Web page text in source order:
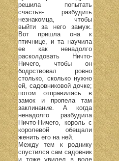
решила попытать
счастья- разбудить
незнакомца, чтобы
выйти за него замуж.
Вот пришла она к
птичнице, и та научила
ее как ненадолго
расколдовать Ничто-
Ничего, чтобы он
бодрствовал ровно
столько, сколько нужно
ей, садовниковой дочке;
потом отправилась в
замок и пропела там
заклинание. А когда
ненадолго разбудила
Ничто-Ничего, король с
королевой обещали
женить его на ней.
Между тем к роднику
спустился сам садовник
и тоже увидел в воде